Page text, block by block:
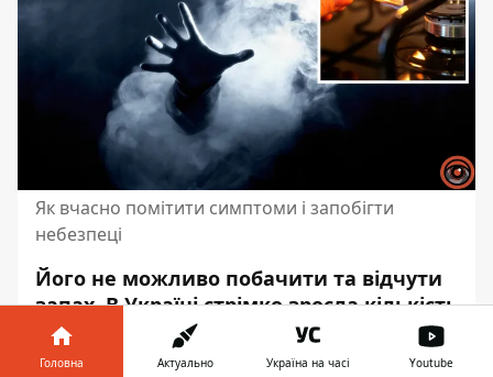
Як вчасно помітити симптоми і запобігти
небезпеці
Його не можливо побачити та відчути
запах. В Україні стрімко зросла кількість
випадків отруєння чадним газом. Усе
через часте використання газових
Головна Актуально Україна на часі Youtube